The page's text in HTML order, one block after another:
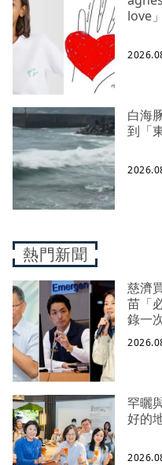
love
白海
到「
熱門新聞
慈濟
苗「
錄一
罕曬
好的